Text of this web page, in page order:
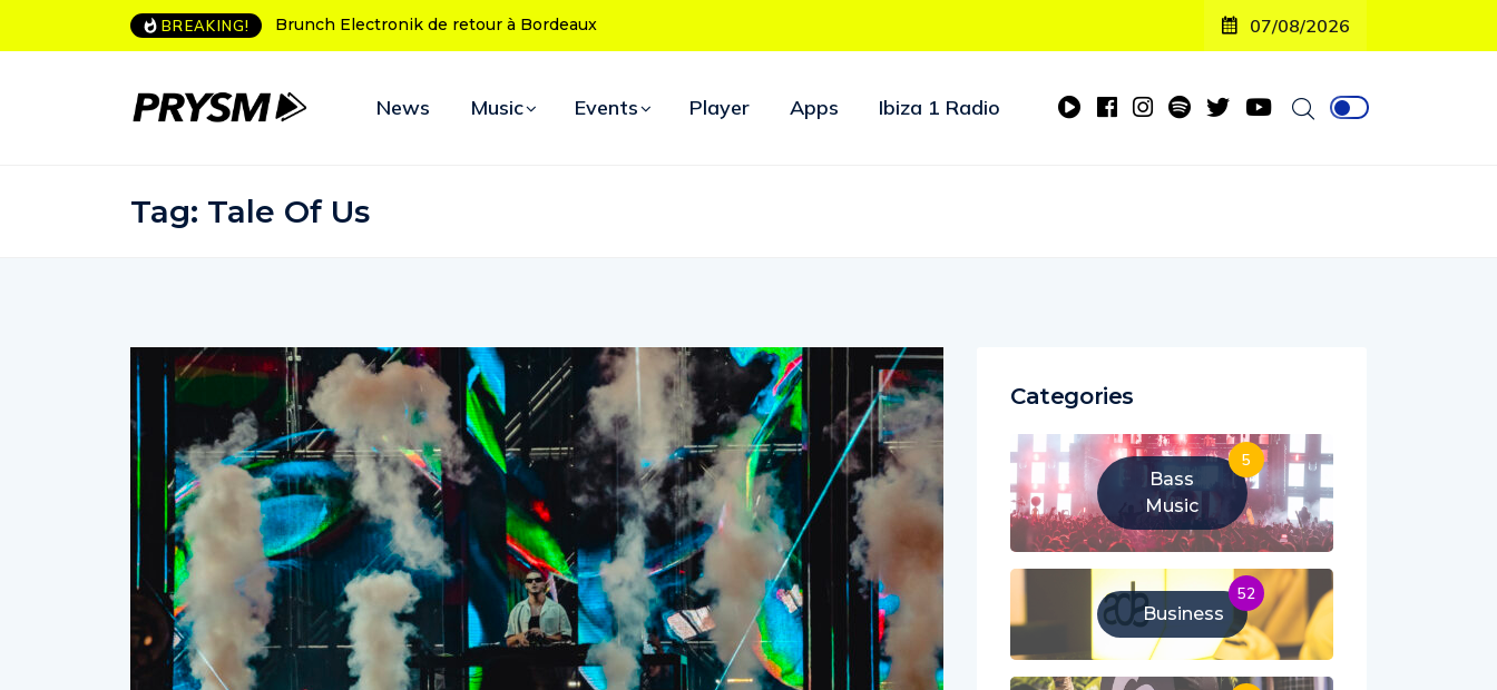
BREAKING! L’Amnesia Ibiza fête ses 50 ans : le programme des soirées d’ouverture 07/08/2026
News Music Events Player Apps Ibiza 1 Radio
Tag: Tale Of Us
Categories
Bass
Music
5
Business
52